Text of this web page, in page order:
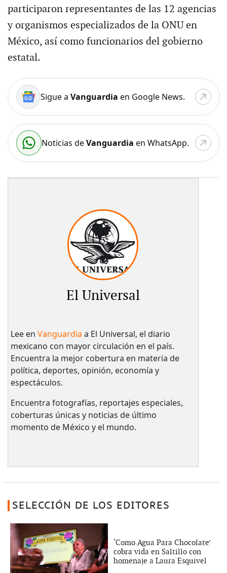
participaron representantes de las 12 agencias
y organismos especializados de la ONU en
México, así como funcionarios del gobierno
estatal.
Sigue a Vanguardia en Google News.
Noticias deVanguardia en WhatsApp.
El Universal
Lee en Vanguardia a El Universal, el diario
mexicano con mayor circulación en el país.​
Encuentra la mejor cobertura en materia de
política, deportes, opinión, economía y
espectáculos.
Encuentra fotografías, reportajes especiales,
coberturas únicas y noticias de último
momento de México y el mundo.
SELECCIÓN DE LOS EDITORES
‘Como Agua Para Chocolate’
cobra vida en Saltillo con
homenaje a Laura Esquivel